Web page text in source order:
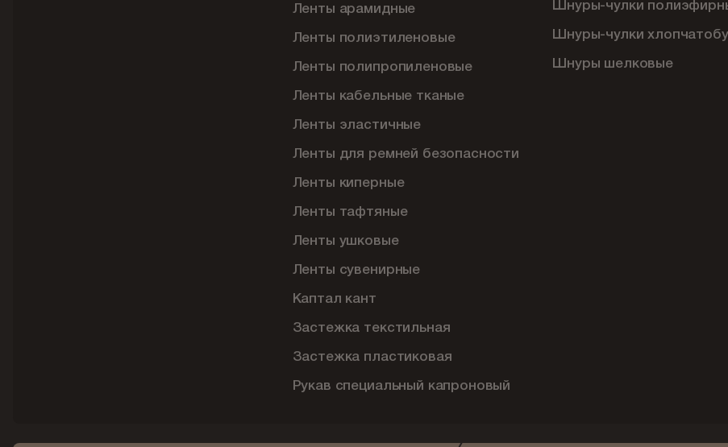
Ленты арамидные
Ленты полиэтиленовые
Ленты полипропиленовые
Ленты кабельные тканые
Ленты эластичные
Ленты для ремней безопасности
Ленты киперные
Ленты тафтяные
Ленты ушковые
Ленты сувенирные
Каптал кант
Застежка текстильная
Застежка пластиковая
Рукав специальный капроновый
Шнуры-чулки
Шнуры-чулки
Шнуры шелковые